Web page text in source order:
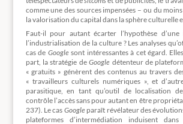
comme une des sources impensées – ou du
la valorisation du capital dans la sphère culturelle
Faut-il pour autant écarter l’hypothèse
l’industrialisation de la culture ? Les analyses
cas de Googlesont intéressantes à cet égard.
part, la stratégie deGoogle détenteur de
« gratuits » génèrent des contenus au travers
« travailleurs culturels numériques », et
parasitique, en tant qu’outil de localisation
contrôle l’accès sans pour autant en être
237). Le cas Google paraît révélateur des
plateformes d’intermédiation induisent